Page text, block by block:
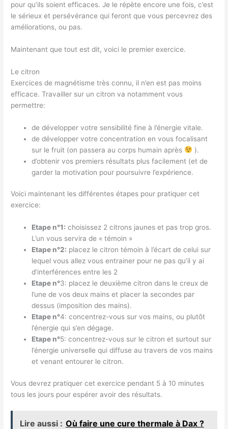
pour qu’ils soient efficaces. Je le répète encore une fois, c’est
le sérieux et persévérance qui feront que vous percevrez des
améliorations, ou pas.
Maintenant que tout est dit, voici le premier exercice.
Le citron
Exercices de magnétisme très connu, il n’en est pas moins
efficace. Travailler sur un citron va notamment vous
permettre:
de développer votre sensibilité fine à l’énergie vitale.
de développer votre concentration en vous focalisant
sur le fruit (on passera au corps humain après
).
d’obtenir vos premiers résultats plus facilement (et de
garder la motivation pour poursuivre l’expérience.
Voici maintenant les différentes étapes pour pratiquer cet
exercice:
Etape n°1: choisissez 2 citrons jaunes et pas trop gros.
L’un vous servira de « témoin »
Etape n°2: placez le citron témoin à l’écart de celui sur
lequel vous allez vous entrainer pour ne pas qu’il y ai
d’interférences entre les 2
Etape n°3: placez le deuxième citron dans le creux de
l’une de vos deux mains et placer la secondes par
dessus (imposition des mains).
Etape n°4: concentrez-vous sur vos mains, ou plutôt
l’énergie qui s’en dégage.
Etape n°5: concentrez-vous sur le citron et surtout sur
l’énergie universelle qui diffuse au travers de vos mains
et venant entourer le citron.
Vous devrez pratiquer cet exercice pendant 5 à 10 minutes
tous les jours pour espérer avoir des résultats.
Lire aussi : Où faire une cure thermale à Dax ?